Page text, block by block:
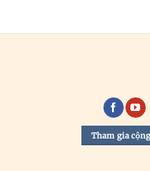
Tham gia